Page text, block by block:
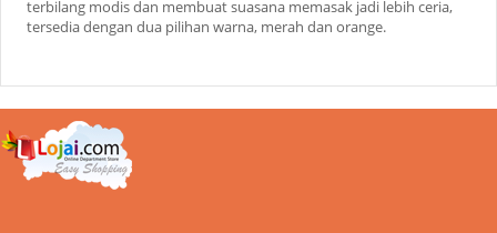
terbilang modis dan membuat suasana memasak jadi lebih ceria,
tersedia dengan dua pilihan warna, merah dan orange.